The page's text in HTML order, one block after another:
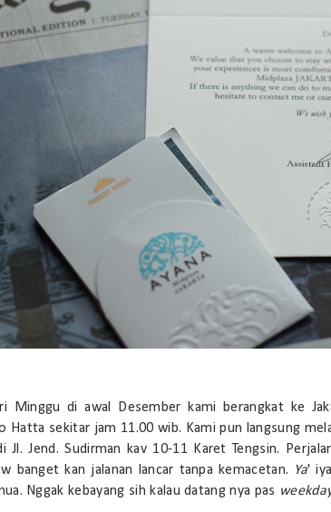
Minggu di awal Desember kami berangkat ke
Hatta sekitar jam 11.00 wib. Kami pun langsung
Jl. Jend. Sudirman kav 10-11 Karet Tengsin.
banget kan jalanan lancar tanpa kemacetan. Ya'
Nggak kebayang sih kalau datang nya pas